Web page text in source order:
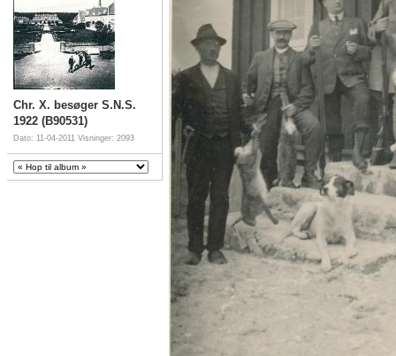
Chr. X. besøger S.N.S.
1922 (B90531)
Dato: 11-04-2011 Visninger: 2093